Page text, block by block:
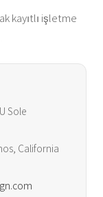
kayıtlı işletme
Sole
California